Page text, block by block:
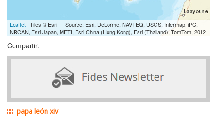
Leaflet | Tiles © Esri — Source: Esri, DeLorme, NAVTEQ, USGS, Intermap, iPC,
NRCAN, Esri Japan, METI, Esri China (Hong Kong), Esri (Thailand), TomTom, 2012
Compartir:
papa león xiv